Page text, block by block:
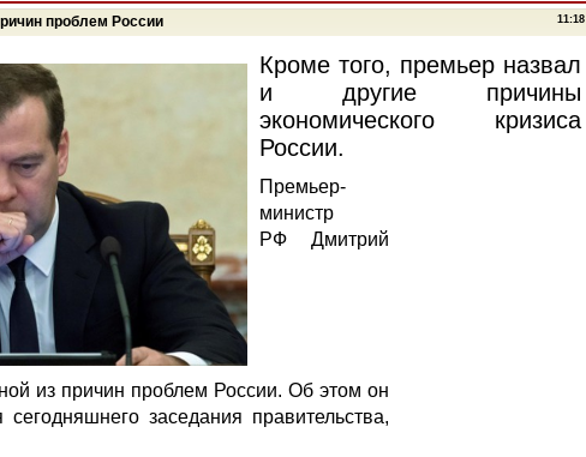
11:18
проблем России
Кроме того, премьер назвал
и другие причины
экономического кризиса
России.
Премьер-
министр
РФ Дмитрий
из причин проблем России. Об этом он
заседания правительства,